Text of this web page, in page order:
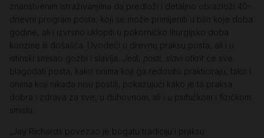
znanstvenim istraživanjima da predloži i detaljno obrazloži 40-
dnevni program posta, koji se može primijeniti u bilo koje doba
godine, ali i izvrsno uklopiti u pokorničko liturgijsko doba
korizme ili došašća. Uvodeći u drevnu praksu posta, ali i u
istinski smisao gozbi i slavlja,
Jedi, posti, slavi
otkrit će sve
blagodati posta, kako onima koji ga redovito prakticiraju, tako i
onima koji nikada nisu postili, pokazujući kako je ta praksa
dobra i zdrava za sve, u duhovnom, ali i u psihičkom i fizičkom
smislu.
„Jay Richards povezao je bogatu tradiciju i praksu